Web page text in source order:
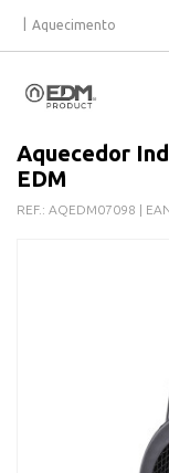
Aquecimento
Aquecedor
EDM
REF.: AQEDM07098 |